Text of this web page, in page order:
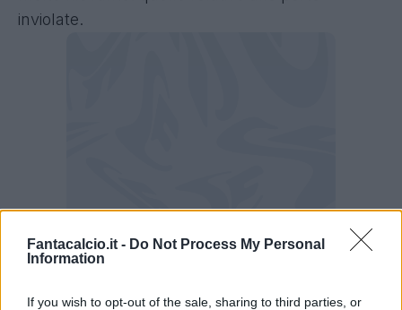
Fantacalcio.it - Do Not Process My Personal
Information
If you wish to opt-out of the sale, sharing to third parties, or
inviolate.